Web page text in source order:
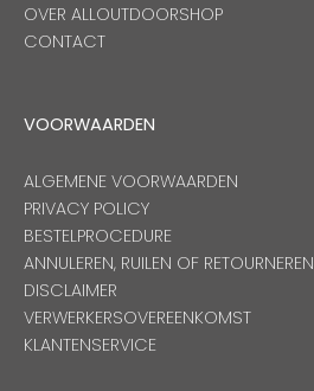
OVER ALLOUTDOORSHOP
CONTACT
VOORWAARDEN
ALGEMENE VOORWAARDEN
PRIVACY POLICY
BESTELPROCEDURE
ANNULEREN, RUILEN OF RETOURNEREN
DISCLAIMER
VERWERKERSOVEREENKOMST
KLANTENSERVICE